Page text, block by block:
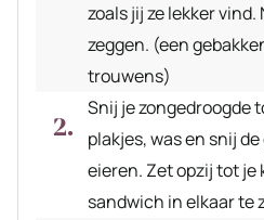
zoals jij ze lekker
zeggen. (een
trouwens)
Snij je zongedroogde
plakjes, was en snij
eieren. Zet opzij tot je
sandwich in elkaar te